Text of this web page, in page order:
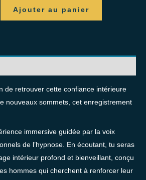
Ajouter au panier
de retrouver cette confiance intérieure
nouveaux sommets, cet enregistrement
immersive guidée par la voix
de l’hypnose. En écoutant, tu seras
intérieur profond et bienveillant, conçu
hommes qui cherchent à renforcer leur